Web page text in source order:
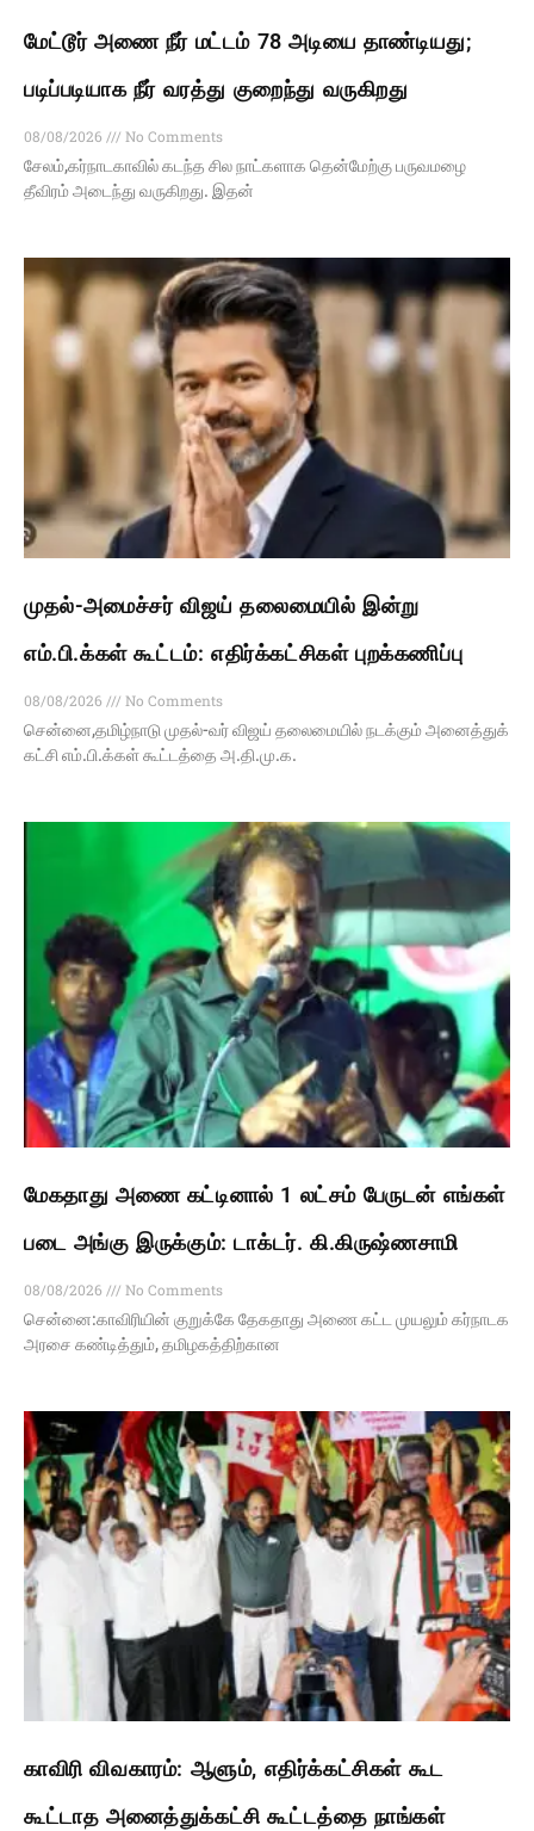
மேட்டூர் அணை நீர் மட்டம் 78 அடியை தாண்டியது;
படிப்படியாக நீர் வரத்து குறைந்து வருகிறது
08/08/2026
No Comments
சேலம்,கர்நாடகாவில் கடந்த சில நாட்களாக தென்மேற்கு பருவமழை
தீவிரம் அடைந்து வருகிறது. இதன்
முதல்-அமைச்சர் விஜய் தலைமையில் இன்று
எம்.பி.க்கள் கூட்டம்: எதிர்க்கட்சிகள் புறக்கணிப்பு
08/08/2026
No Comments
சென்னை,தமிழ்நாடு முதல்-வர் விஜய் தலைமையில் நடக்கும் அனைத்துக்
கட்சி எம்.பி.க்கள் கூட்டத்தை அ.தி.மு.க.
மேகதாது அணை கட்டினால் 1 லட்சம் பேருடன் எங்கள்
படை அங்கு இருக்கும்: டாக்டர். கி.கிருஷ்ணசாமி
08/08/2026
No Comments
சென்னை:காவிரியின் குறுக்கே தேகதாது அணை கட்ட முயலும் கர்நாடக
அரசை கண்டித்தும், தமிழகத்திற்கான
காவிரி விவகாரம்: ஆளும், எதிர்க்கட்சிகள் கூட
கூட்டாத அனைத்துக்கட்சி கூட்டத்தை நாங்கள்